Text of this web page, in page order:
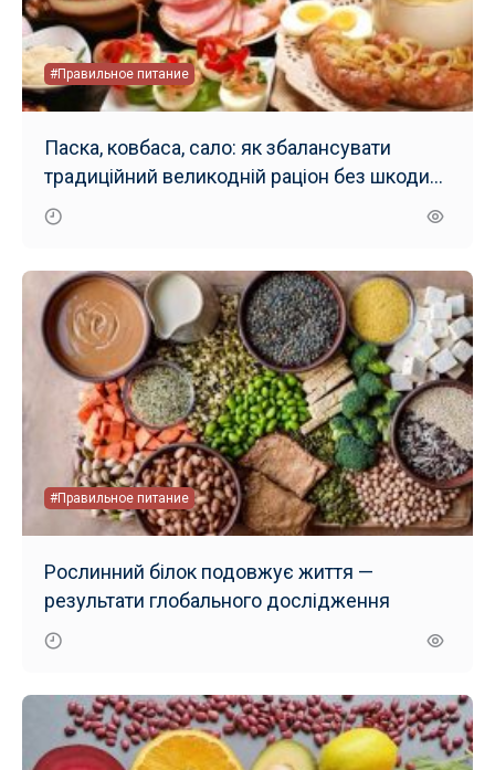
#Правильное питание
Паска, ковбаса, сало: як збалансувати
традиційний великодній раціон без шкоди
для здоров’я
#Правильное питание
Рослинний білок подовжує життя —
результати глобального дослідження